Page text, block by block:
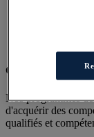
Cet évènement a
Nos programmes
d'acquérir des
qualifiés et